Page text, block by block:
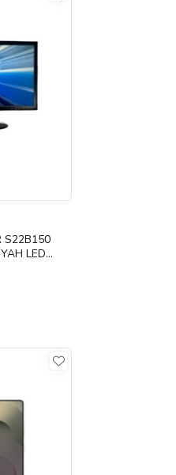
S22B150
LED